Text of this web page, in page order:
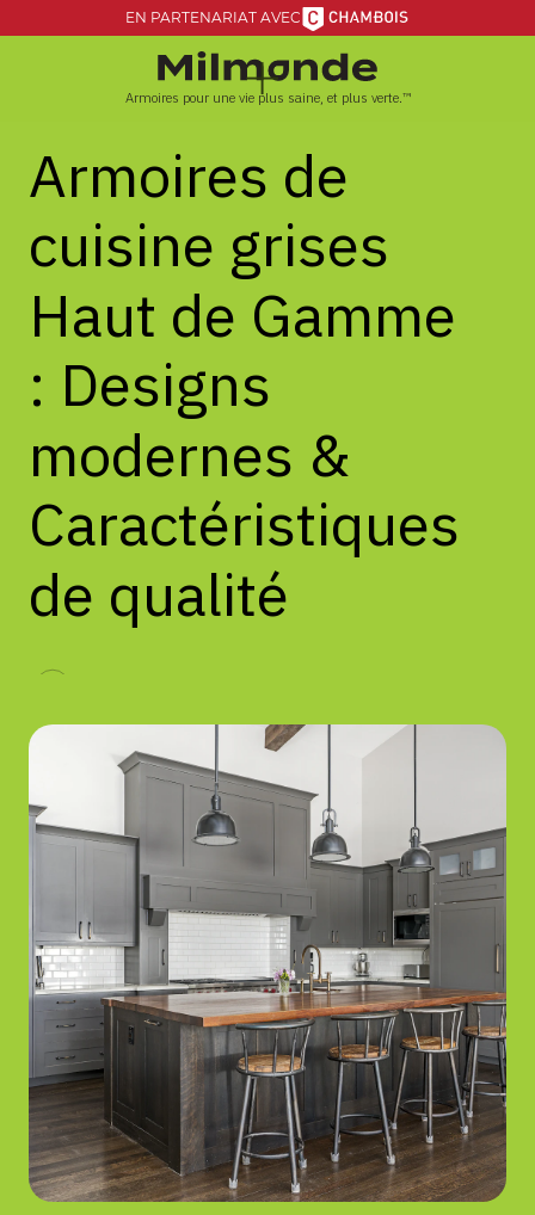
EN PARTENARIAT AVEC
Armoires pour une vie plus saine, et plus verte.™
Armoires de
cuisine grises
Haut de Gamme
: Designs
modernes &
Caractéristiques
de qualité